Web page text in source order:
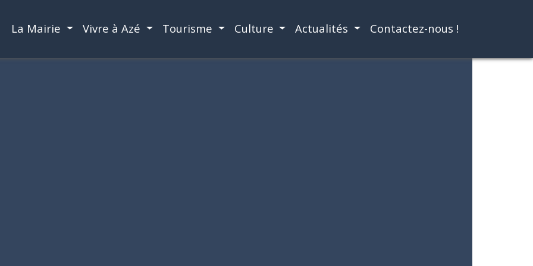
La Mairie Vivre à Azé Tourisme Culture Actualités Contactez-nous !